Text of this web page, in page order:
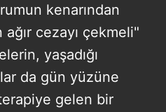
kenarından
cezayı çekmeli"
yaşadığı
da gün yüzüne
gelen bir